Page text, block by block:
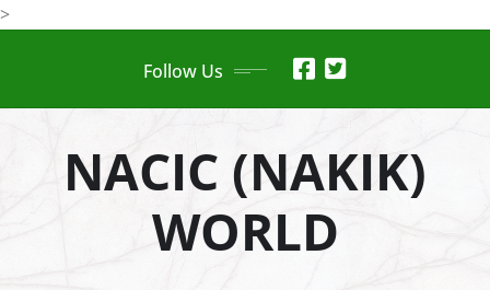
>Skip
Follow Us
NACIC (NAKIK)
WORLD